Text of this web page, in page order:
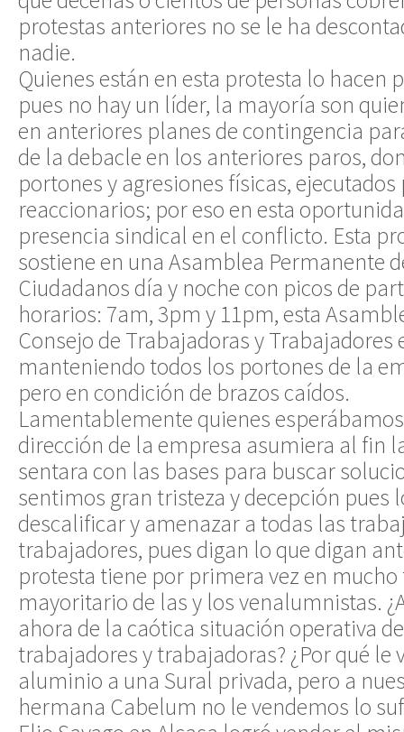
protestas anteriores no se le ha
nadie.
Quienes están en esta protesta lo hacen
pues no hay un líder, la mayoría son
en anteriores planes de contingencia
de la debacle en los anteriores paros,
portones y agresiones físicas,
reaccionarios; por eso en esta
presencia sindical en el conflicto. Esta
sostiene en una Asamblea Permanente
Ciudadanos día y noche con picos de
horarios: 7am, 3pm y 11pm, esta
Consejo de Trabajadoras y Trabajadores
manteniendo todos los portones de la
pero en condición de brazos caídos.
Lamentablemente quienes
dirección de la empresa asumiera al fin
sentara con las bases para buscar
sentimos gran tristeza y decepción pues
descalificar y amenazar a todas las
trabajadores, pues digan lo que digan
protesta tiene por primera vez en
mayoritario de las y los venalumnistas.
ahora de la caótica situación operativa
trabajadores y trabajadoras? ¿Por qué le
aluminio a una Sural privada, pero a
hermana Cabelum no le vendemos lo